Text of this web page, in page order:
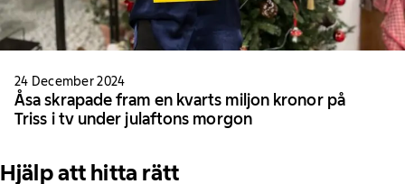
24 December 2024
Åsa skrapade fram en kvarts miljon kronor på
Triss i tv under julaftons morgon
Hjälp att hitta rätt